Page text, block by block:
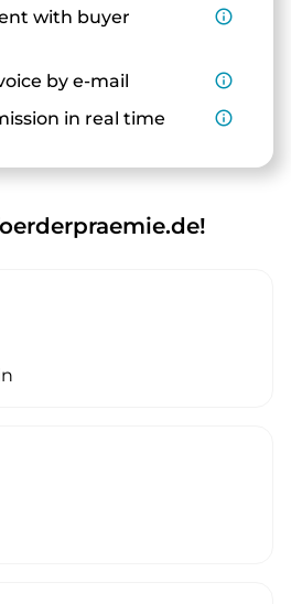
with buyer
info_outline
by e-mail
info_outline
in real time info_outline